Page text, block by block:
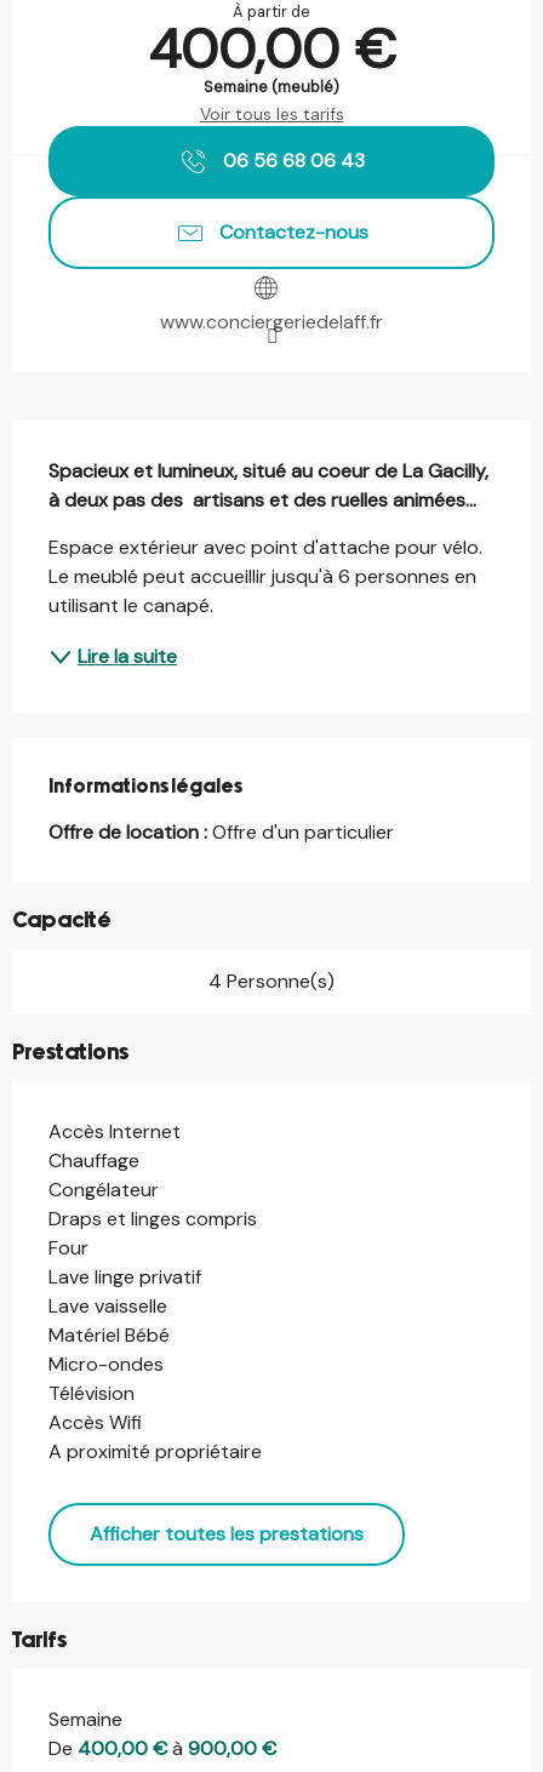
À partir de
400,00 €
Semaine (meublé)
Voir tous les tarifs
06 56 68 06 43
Contactez-nous
www.conciergeriedelaff.fr
Spacieux et lumineux, situé au coeur de La Gacilly,
à deux pas des  artisans et des ruelles animées...
Espace extérieur avec point d'attache pour vélo.
Le meublé peut accueillir jusqu'à 6 personnes en
utilisant le canapé.
Lire la suite
Informations légales
Informations légales
Offre de location :Offre d'un particulier
Capacité
4 Personne(s)
Prestations
Accès Internet
Chauffage
Congélateur
Draps et linges compris
Four
Lave linge privatif
Lave vaisselle
Matériel Bébé
Micro-ondes
Télévision
Accès Wifi
A proximité propriétaire
Afficher toutes les prestations
Tarifs
Tarifs 2026
Semaine
De 400,00 €à 900,00 €